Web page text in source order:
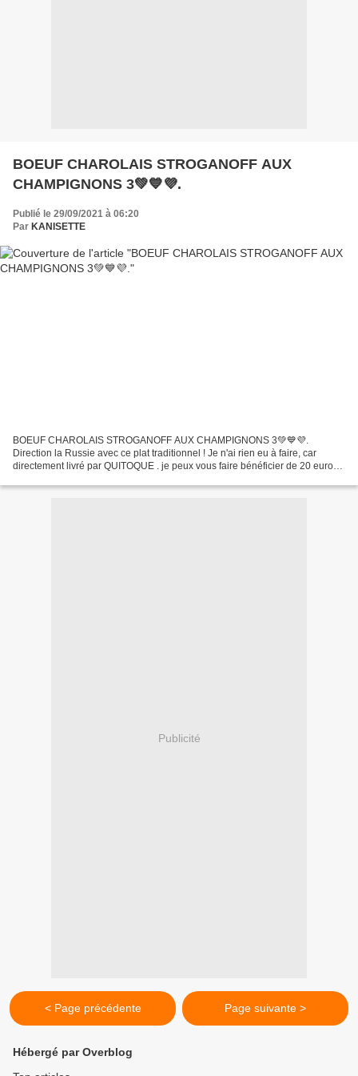
BOEUF CHAROLAIS STROGANOFF AUX
CHAMPIGNONS 3💚💙💜.
Publié le 29/09/2021 à 06:20
Par KANISETTE
BOEUF CHAROLAIS STROGANOFF AUX CHAMPIGNONS 3💚💙💜.
Direction la Russie avec ce plat traditionnel ! Je n'ai rien eu à faire, car
directement livré par QUITOQUE . je peux vous faire bénéficier de 20 euros
Publicité
< Page précédente Page suivante >
Hébergé par Overblog